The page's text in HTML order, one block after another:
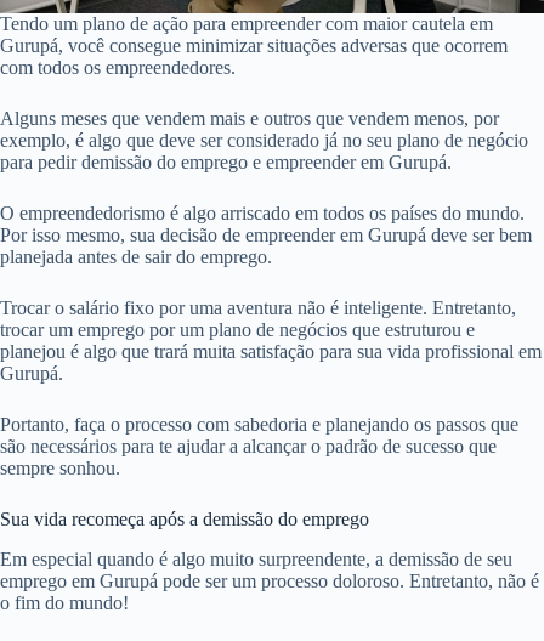
Tendo um plano de ação para empreender com maior cautela em
Gurupá, você consegue minimizar situações adversas que ocorrem
com todos os empreendedores.
Alguns meses que vendem mais e outros que vendem menos, por
exemplo, é algo que deve ser considerado já no seu plano de negócio
para pedir demissão do emprego e empreender em Gurupá.
O empreendedorismo é algo arriscado em todos os países do mundo.
Por isso mesmo, sua decisão de empreender em Gurupá deve ser bem
planejada antes de sair do emprego.
Trocar o salário fixo por uma aventura não é inteligente. Entretanto,
trocar um emprego por um plano de negócios que estruturou e
planejou é algo que trará muita satisfação para sua vida profissional em
Gurupá.
Portanto, faça o processo com sabedoria e planejando os passos que
são necessários para te ajudar a alcançar o padrão de sucesso que
sempre sonhou.
Sua vida recomeça após a demissão do emprego
Em especial quando é algo muito surpreendente, a demissão de seu
emprego em Gurupá pode ser um processo doloroso. Entretanto, não é
o fim do mundo!